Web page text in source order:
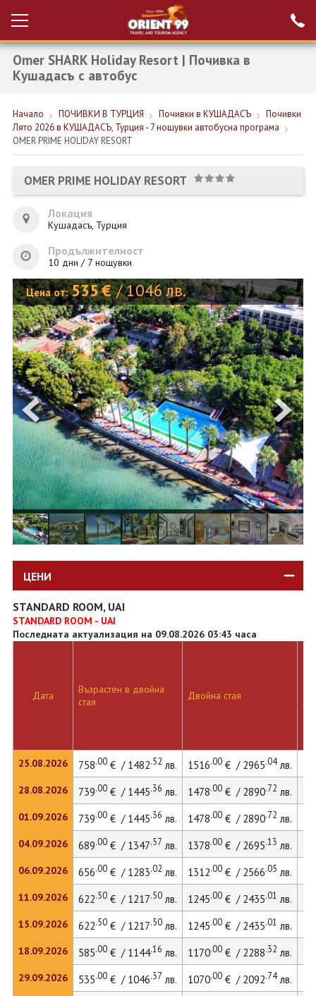
Вход за агенти
Проверка на
НОВА ГОДИНА ТУРЦИЯ
НОВА ГОДИНА
ПОЧИВКИ
КРУИЗИ
ЕКЗОТИКА
ОЩЕ
ЗА НАС
КОНТАКТИ
ФИРМЕНИ ДОКУМЕНТИ
0700 144 34 Запитване
ПОСЛЕДВАЙТЕ НИ
Omer SHARK Holiday Resort | Почивка в
Кушадасъ с автобус
Начало ПОЧИВКИ В ТУРЦИЯ Почивки в КУШАДАСЪ
Почивки
Лято 2026 в КУШАДАСЪ, Турция - 7 нощувки автобусна програма
OMER PRIME HOLIDAY RESORT
OMER PRIME HOLIDAY RESORT
Локация
Кушадасъ, Турция
Продължителност
10 дни / 7 нощувки
Цена от:535€ / 1046лв.
ЦЕНИ
STANDARD ROOM, UAI
STANDARD ROOM - UAI
Последната актуализация на 09.08.2026 03:43 часа
Дата
25.08.2026
28.08.2026
01.09.2026
04.09.2026
06.09.2026
11.09.2026
15.09.2026
18.09.2026
29.09.2026
Възрастен в двойна
стая
Двойна стая
758.00€ / 1482.52 лв. 1516.00€ / 2965.04лв.
739.00€ / 1445.36 лв. 1478.00€ / 2890.72 лв.
739.00€ / 1445.36 лв. 1478.00€ / 2890.72 лв.
689.00€ / 1347.57 лв. 1378.00€ / 2695.13 лв.
656.00€ / 1283.02 лв. 1312.00€ / 2566.05 лв.
622.50€ / 1217.50лв. 1245.00€ / 2435.01 лв.
622.50€ / 1217.50лв. 1245.00€ / 2435.01 лв.
585.00€ / 1144.16 лв. 1170.00€ / 2288.32 лв.
535.00€ / 1046.37 лв. 1070.00€ / 2092.74лв.